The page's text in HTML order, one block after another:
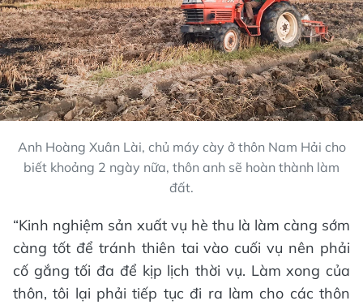
Anh Hoàng Xuân Lài, chủ máy cày ở thôn Nam Hải cho
biết khoảng 2 ngày nữa, thôn anh sẽ hoàn thành làm
đất.
“Kinh nghiệm sản xuất vụ hè thu là làm càng sớm
càng tốt để tránh thiên tai vào cuối vụ nên phải
cố gắng tối đa để kịp lịch thời vụ. Làm xong của
thôn, tôi lại phải tiếp tục đi ra làm cho các thôn